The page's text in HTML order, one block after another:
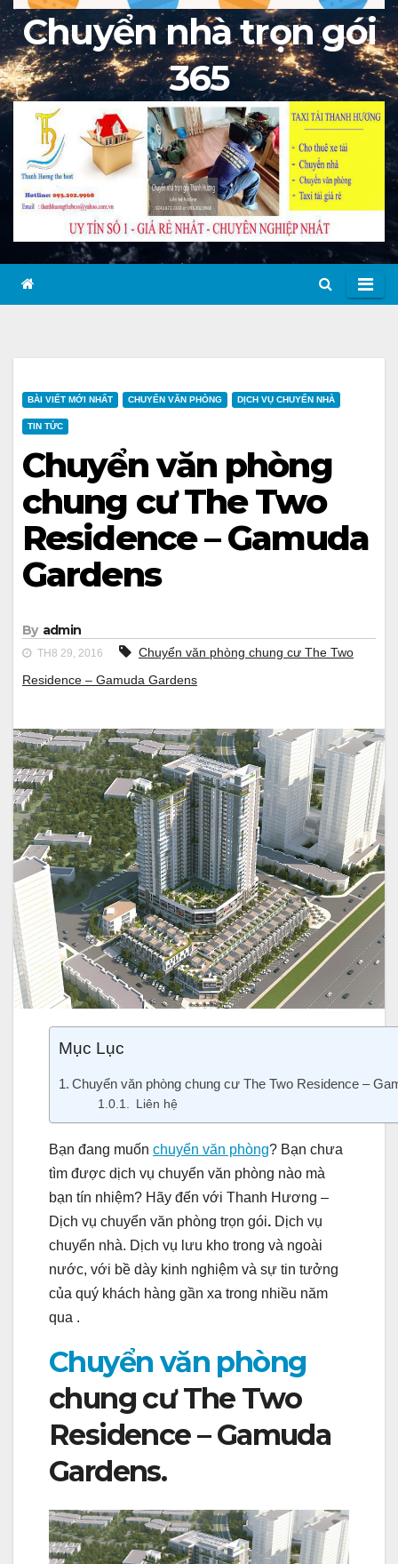
Chuyển nhà trọn gói
365
BÀI VIẾT MỚI NHẤT CHUYỂN VĂN PHÒNG DỊCH VỤ CHUYỂN NHÀ
TIN TỨC
Chuyển văn phòng
chung cư The Two
Residence – Gamuda
Gardens
By admin
TH8 29, 2016
Chuyển văn phòng chung cư The Two
Residence – Gamuda Gardens
Mục Lục
Chuyển văn phòng chung cư The Two Residence –
Liên hệ
Bạn đang muốn chuyển văn phòng? Bạn chưa
tìm được dịch vụ chuyển văn phòng nào mà
bạn tín nhiệm? Hãy đến với Thanh Hương –
Dịch vụ chuyển văn phòng trọn gói. Dịch vụ
chuyển nhà. Dịch vụ lưu kho trong và ngoài
nước, với bề dày kinh nghiệm và sự tin tưởng
của quý khách hàng gần xa trong nhiều năm
qua .
Chuyển văn phòng
chung cư The Two
Residence – Gamuda
Gardens.